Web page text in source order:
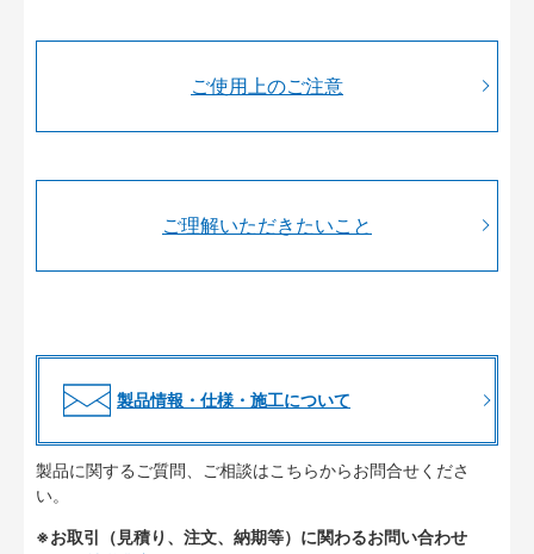
ご使用上のご注意
ご理解いただきたいこと
製品情報・仕様・施工について
製品に関するご質問、ご相談はこちらからお問合せくださ
い。
※お取引（見積り、注文、納期等）に関わるお問い合わせ